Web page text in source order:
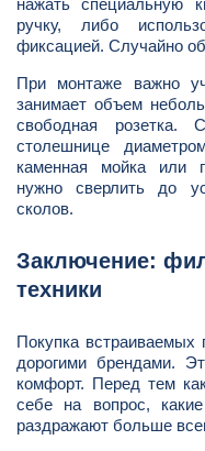
ручку, либо
фиксацией. Случайно
При монтаже важно
занимает объем
свободная розетка.
столешнице
каменная мойка или
нужно сверлить до
сколов.
Заключение:
техники
Покупка встраиваемых
дорогими брендами.
комфорт. Перед тем
себе на вопрос,
раздражают больше